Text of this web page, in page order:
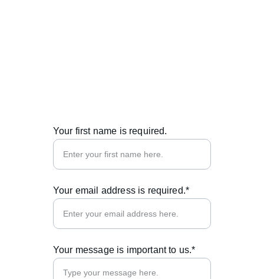
Your first name is required.
Your email address is required.*
Your message is important to us.*